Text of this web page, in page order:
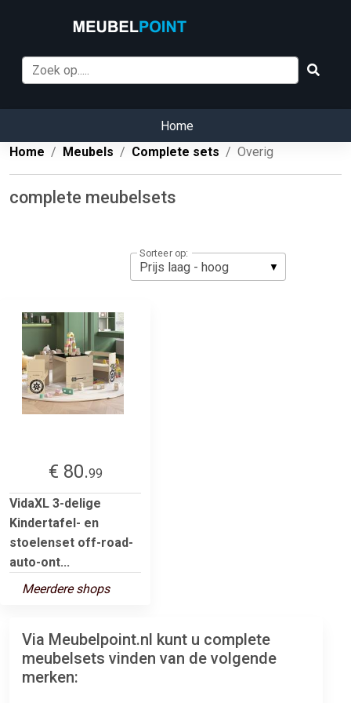
Home
Home
Meubels Complete sets Overig
complete meubelsets
Sorteer op:
€ 80.99
VidaXL 3-delige
Kindertafel- en
stoelenset off-road-
auto-ont...
Meerdere shops
Via Meubelpoint.nl kunt u complete
meubelsets vinden van de volgende
merken: